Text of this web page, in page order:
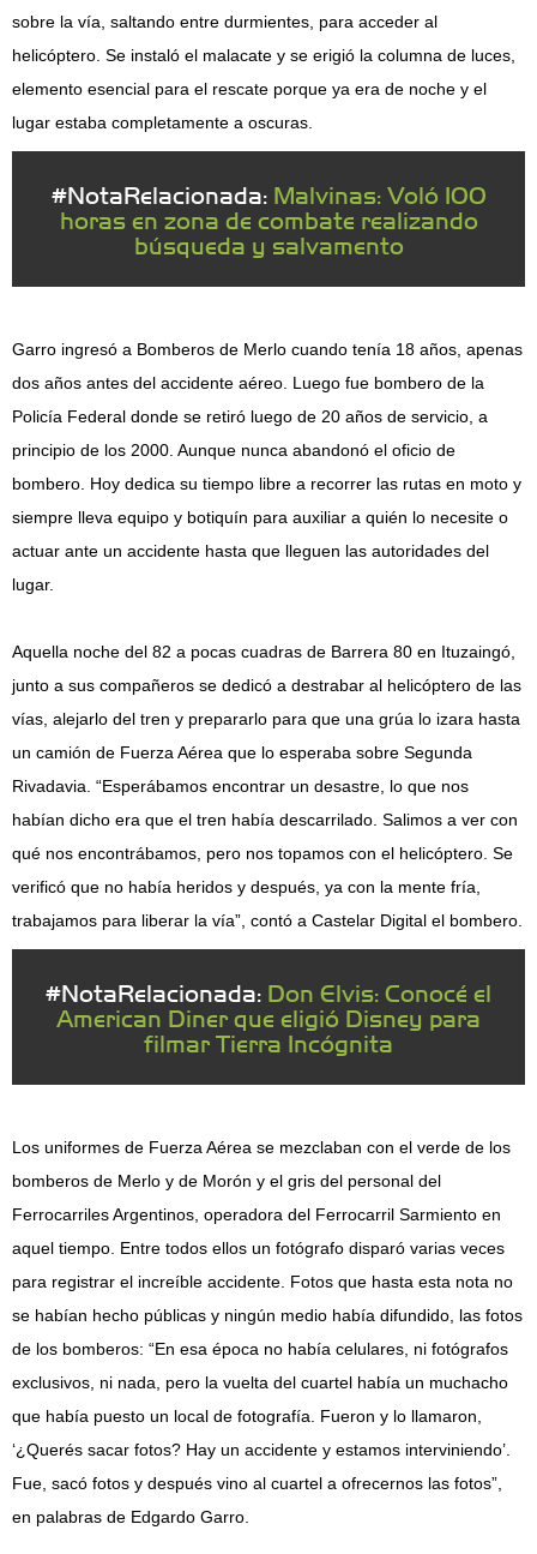
sobre la vía, saltando entre durmientes, para acceder al
helicóptero. Se instaló el malacate y se erigió la columna de luces,
elemento esencial para el rescate porque ya era de noche y el
lugar estaba completamente a oscuras.
#NotaRelacionada: Malvinas: Voló 100
horas en zona de combate realizando
búsqueda y salvamento
Garro ingresó a Bomberos de Merlo cuando tenía 18 años, apenas
dos años antes del accidente aéreo. Luego fue bombero de la
Policía Federal donde se retiró luego de 20 años de servicio, a
principio de los 2000. Aunque nunca abandonó el oficio de
bombero. Hoy dedica su tiempo libre a recorrer las rutas en moto y
siempre lleva equipo y botiquín para auxiliar a quién lo necesite o
actuar ante un accidente hasta que lleguen las autoridades del
lugar.
Aquella noche del 82 a pocas cuadras de Barrera 80 en Ituzaingó,
junto a sus compañeros se dedicó a destrabar al helicóptero de las
vías, alejarlo del tren y prepararlo para que una grúa lo izara hasta
un camión de Fuerza Aérea que lo esperaba sobre Segunda
Rivadavia. “Esperábamos encontrar un desastre, lo que nos
habían dicho era que el tren había descarrilado. Salimos a ver con
qué nos encontrábamos, pero nos topamos con el helicóptero. Se
verificó que no había heridos y después, ya con la mente fría,
trabajamos para liberar la vía”, contó a Castelar Digital el bombero.
#NotaRelacionada: Don Elvis: Conocé el
American Diner que eligió Disney para
filmar Tierra Incógnita
Los uniformes de Fuerza Aérea se mezclaban con el verde de los
bomberos de Merlo y de Morón y el gris del personal del
Ferrocarriles Argentinos, operadora del Ferrocarril Sarmiento en
aquel tiempo. Entre todos ellos un fotógrafo disparó varias veces
para registrar el increíble accidente. Fotos que hasta esta nota no
se habían hecho públicas y ningún medio había difundido, las fotos
de los bomberos: “En esa época no había celulares, ni fotógrafos
exclusivos, ni nada, pero la vuelta del cuartel había un muchacho
que había puesto un local de fotografía. Fueron y lo llamaron,
‘¿Querés sacar fotos? Hay un accidente y estamos interviniendo’.
Fue, sacó fotos y después vino al cuartel a ofrecernos las fotos”,
en palabras de Edgardo Garro.